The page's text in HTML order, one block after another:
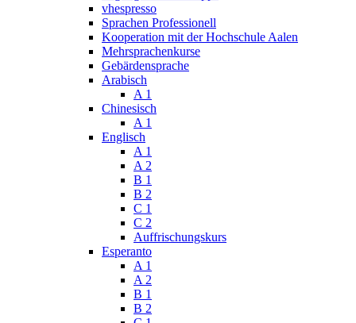
vhespresso
Sprachen Professionell
Kooperation mit der Hochschule Aalen
Mehrsprachenkurse
Gebärdensprache
Arabisch
A 1
Chinesisch
A 1
Englisch
A 1
A 2
B 1
B 2
C 1
C 2
Auffrischungskurs
Esperanto
A 1
A 2
B 1
B 2